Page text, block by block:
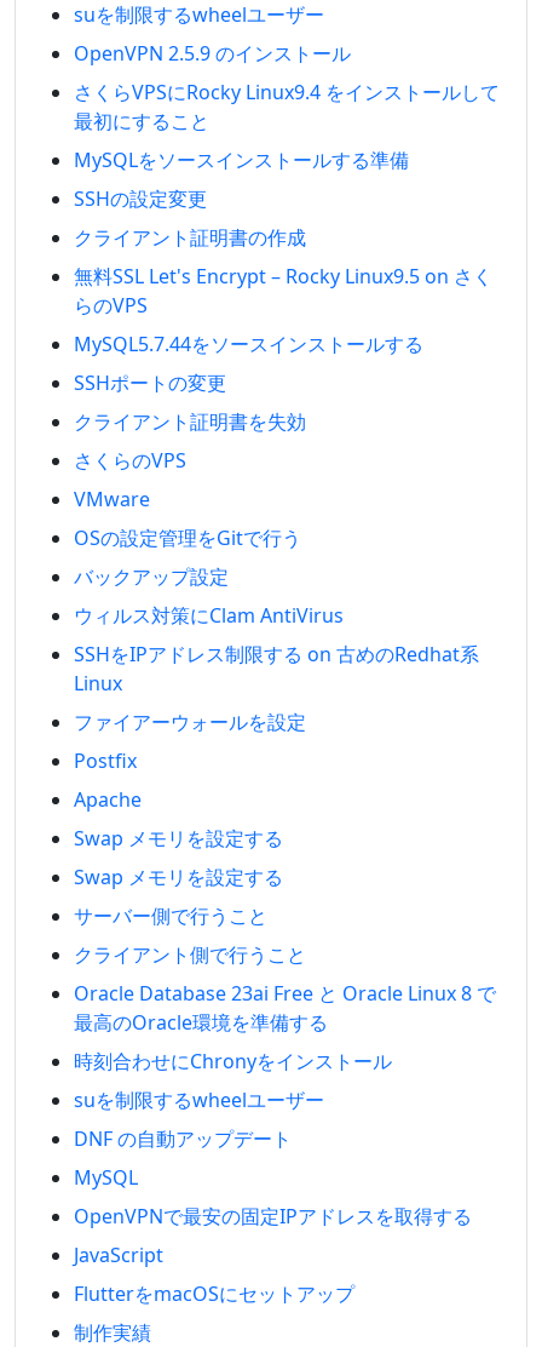
suを制限するwheelユーザー
OpenVPN 2.5.9 のインストール
さくらVPSにRocky Linux9.4 をインストールして
最初にすること
MySQLをソースインストールする準備
SSHの設定変更
クライアント証明書の作成
無料SSL Let's Encrypt – Rocky Linux9.5 on さく
らのVPS
MySQL5.7.44をソースインストールする
SSHポートの変更
クライアント証明書を失効
さくらのVPS
VMware
OSの設定管理をGitで行う
バックアップ設定
ウィルス対策にClam AntiVirus
SSHをIPアドレス制限する on 古めのRedhat系
Linux
ファイアーウォールを設定
Postfix
Apache
Swap メモリを設定する
Swap メモリを設定する
サーバー側で行うこと
クライアント側で行うこと
Oracle Database 23ai Free と Oracle Linux 8 で
最高のOracle環境を準備する
時刻合わせにChronyをインストール
suを制限するwheelユーザー
DNF の自動アップデート
MySQL
OpenVPNで最安の固定IPアドレスを取得する
JavaScript
FlutterをmacOSにセットアップ
制作実績